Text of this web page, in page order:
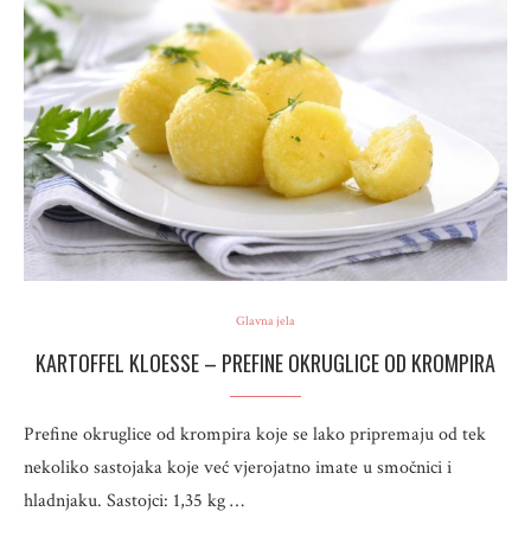
Glavna jela
KARTOFFEL KLOESSE – PREFINE OKRUGLICE OD KROMPIRA
Prefine okruglice od krompira koje se lako pripremaju od tek
nekoliko sastojaka koje već vjerojatno imate u smočnici i
hladnjaku. Sastojci: 1,35 kg …